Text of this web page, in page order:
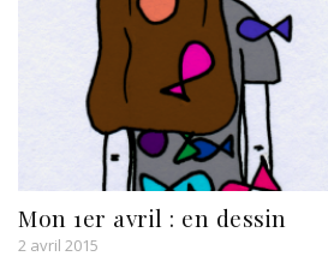
Mon 1er avril : en dessin
2 avril 2015